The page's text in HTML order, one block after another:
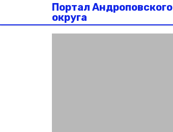
Портал Андроповского
округа